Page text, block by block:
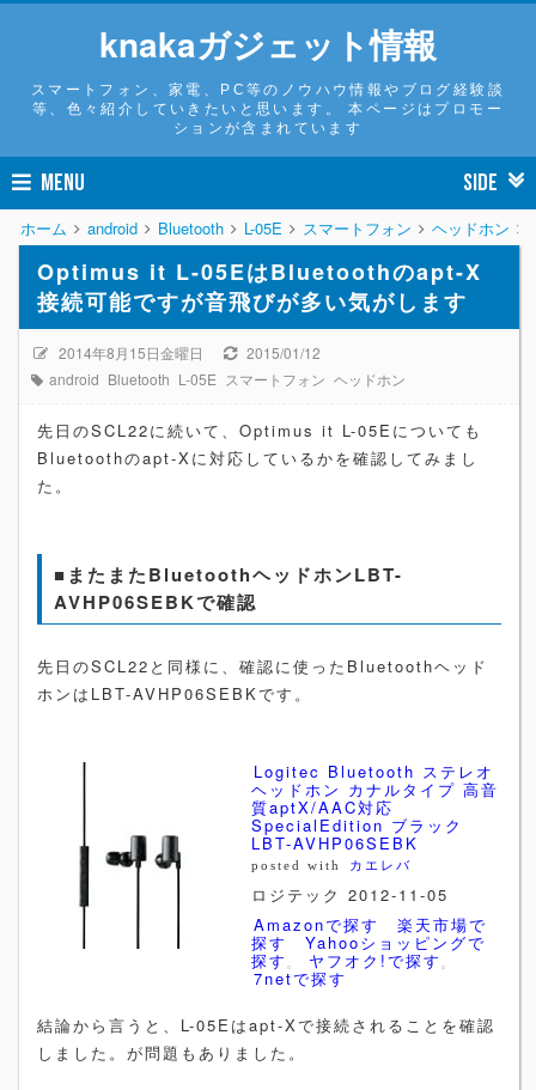
knakaガジェット情報
スマートフォン、家電、PC等のノウハウ情報やブログ経験談
等、色々紹介していきたいと思います。 本ページはプロモー
ションが含まれています
MENU SIDE
ホーム android Bluetooth L-05E スマートフォン ヘッドホン
Optimus it L-05EはBluetoothのapt-X
接続可能ですが音飛びが多い気がします
2014年8月15日金曜日
2015/01/12
android Bluetooth L-05E スマートフォン ヘッドホン
先日のSCL22に続いて、Optimus it L-05Eについても
Bluetoothのapt-Xに対応しているかを確認してみまし
た。
■またまたBluetoothヘッドホンLBT-
AVHP06SEBKで確認
先日のSCL22と同様に、確認に使ったBluetoothヘッド
ホンはLBT-AVHP06SEBKです。
Logitec Bluetooth ステレオ
ヘッドホン カナルタイプ 高音
質aptX/AAC対応
SpecialEdition ブラック
LBT-AVHP06SEBK
posted with カエレバ
ロジテック 2012-11-05
Amazonで探す
楽天市場で
探す Yahooショッピングで
探す ヤフオク!で探す
7netで探す
結論から言うと、L-05Eはapt-Xで接続されることを確認
しました。が問題もありました。